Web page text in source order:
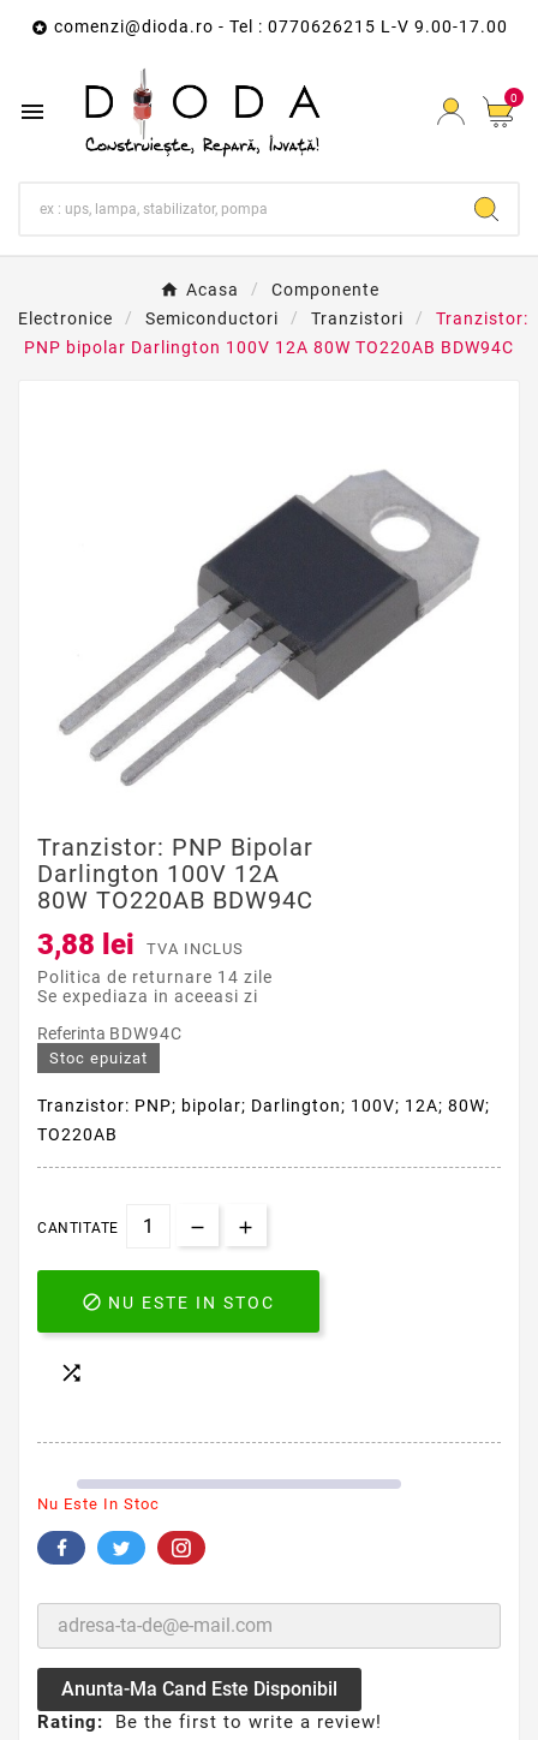
 comenzi@dioda.ro - Tel : 0770626215 L-V 9.00-17.00
 0
Acasa
Componente
Electronice
Semiconductori Tranzistori
Tranzistor:
PNP bipolar Darlington 100V 12A 80W TO220AB BDW94C
Tranzistor: PNP Bipolar
Darlington 100V 12A
80W TO220AB BDW94C
3,88 lei TVA INCLUS
Politica de returnare 14 zile
Se expediaza in aceeasi zi
Referinta BDW94C
Stoc epuizat
Tranzistor: PNP; bipolar; Darlington; 100V; 12A; 80W;
TO220AB
CANTITATE
 NU ESTE IN STOC

Nu Este In Stoc
Anunta-Ma Cand Este Disponibil
Rating: Be the first to write a review!